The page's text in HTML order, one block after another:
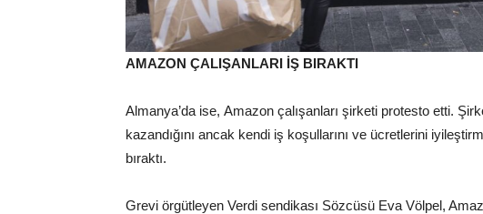
AMAZON ÇALIŞANLARI İŞ BIRAKTI
Almanya’da ise, Amazon çalışanları şirketi protesto etti.
kazandığını ancak kendi iş koşullarını ve ücretlerini
bıraktı.
Grevi örgütleyen Verdi sendikası Sözcüsü Eva Völpel,